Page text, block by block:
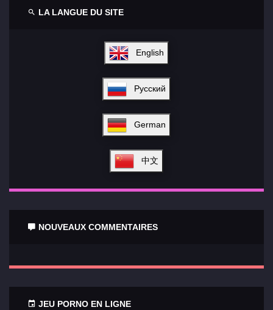
LA LANGUE DU SITE
English
Русский
German
中文
NOUVEAUX COMMENTAIRES
JEU PORNO EN LIGNE